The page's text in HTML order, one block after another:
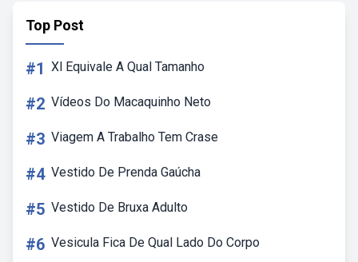
Top Post
#1 Xl Equivale A Qual Tamanho
#2 Vídeos Do Macaquinho Neto
#3 Viagem A Trabalho Tem Crase
#4 Vestido De Prenda Gaúcha
#5 Vestido De Bruxa Adulto
#6 Vesicula Fica De Qual Lado Do Corpo